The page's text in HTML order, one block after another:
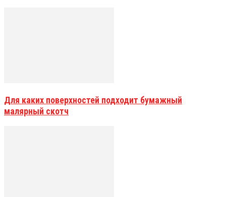
Для каких поверхностей подходит бумажный
малярный скотч